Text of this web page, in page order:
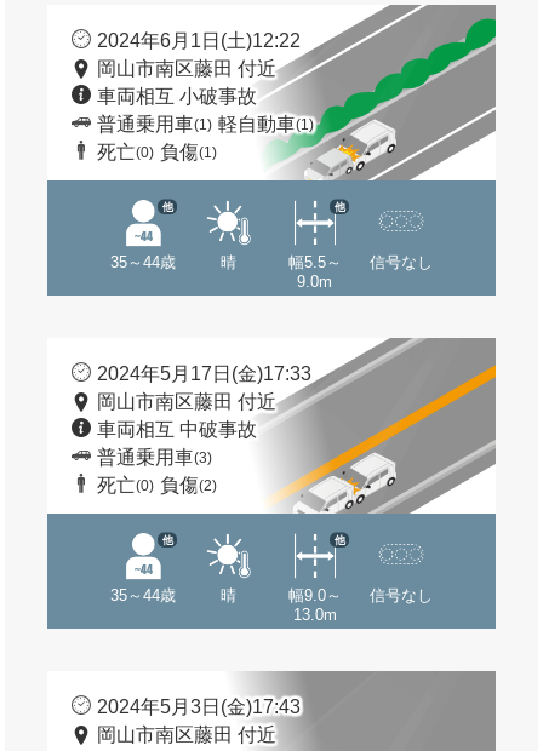
2024年6月1日(土)12:22
岡山市南区藤田 付近
車両相互 小破事故
普通乗用車(1) 軽自動車(1)
死亡(0) 負傷(1)
35～44歳
他
晴
幅5.5～
9.0m
他
信号なし
2024年5月17日(金)17:33
岡山市南区藤田 付近
車両相互 中破事故
普通乗用車(3)
死亡(0) 負傷(2)
35～44歳
他
晴
幅9.0～
13.0m
他
信号なし
2024年5月3日(金)17:43
岡山市南区藤田 付近